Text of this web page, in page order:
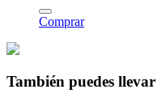
Comprar
También puedes llevar